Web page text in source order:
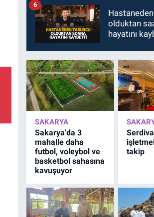
olduktan
hayatını
6
SAKARYA
Sakarya’da 3
mahalle daha
futbol, voleybol ve
basketbol sahasına
kavuşuyor
takip